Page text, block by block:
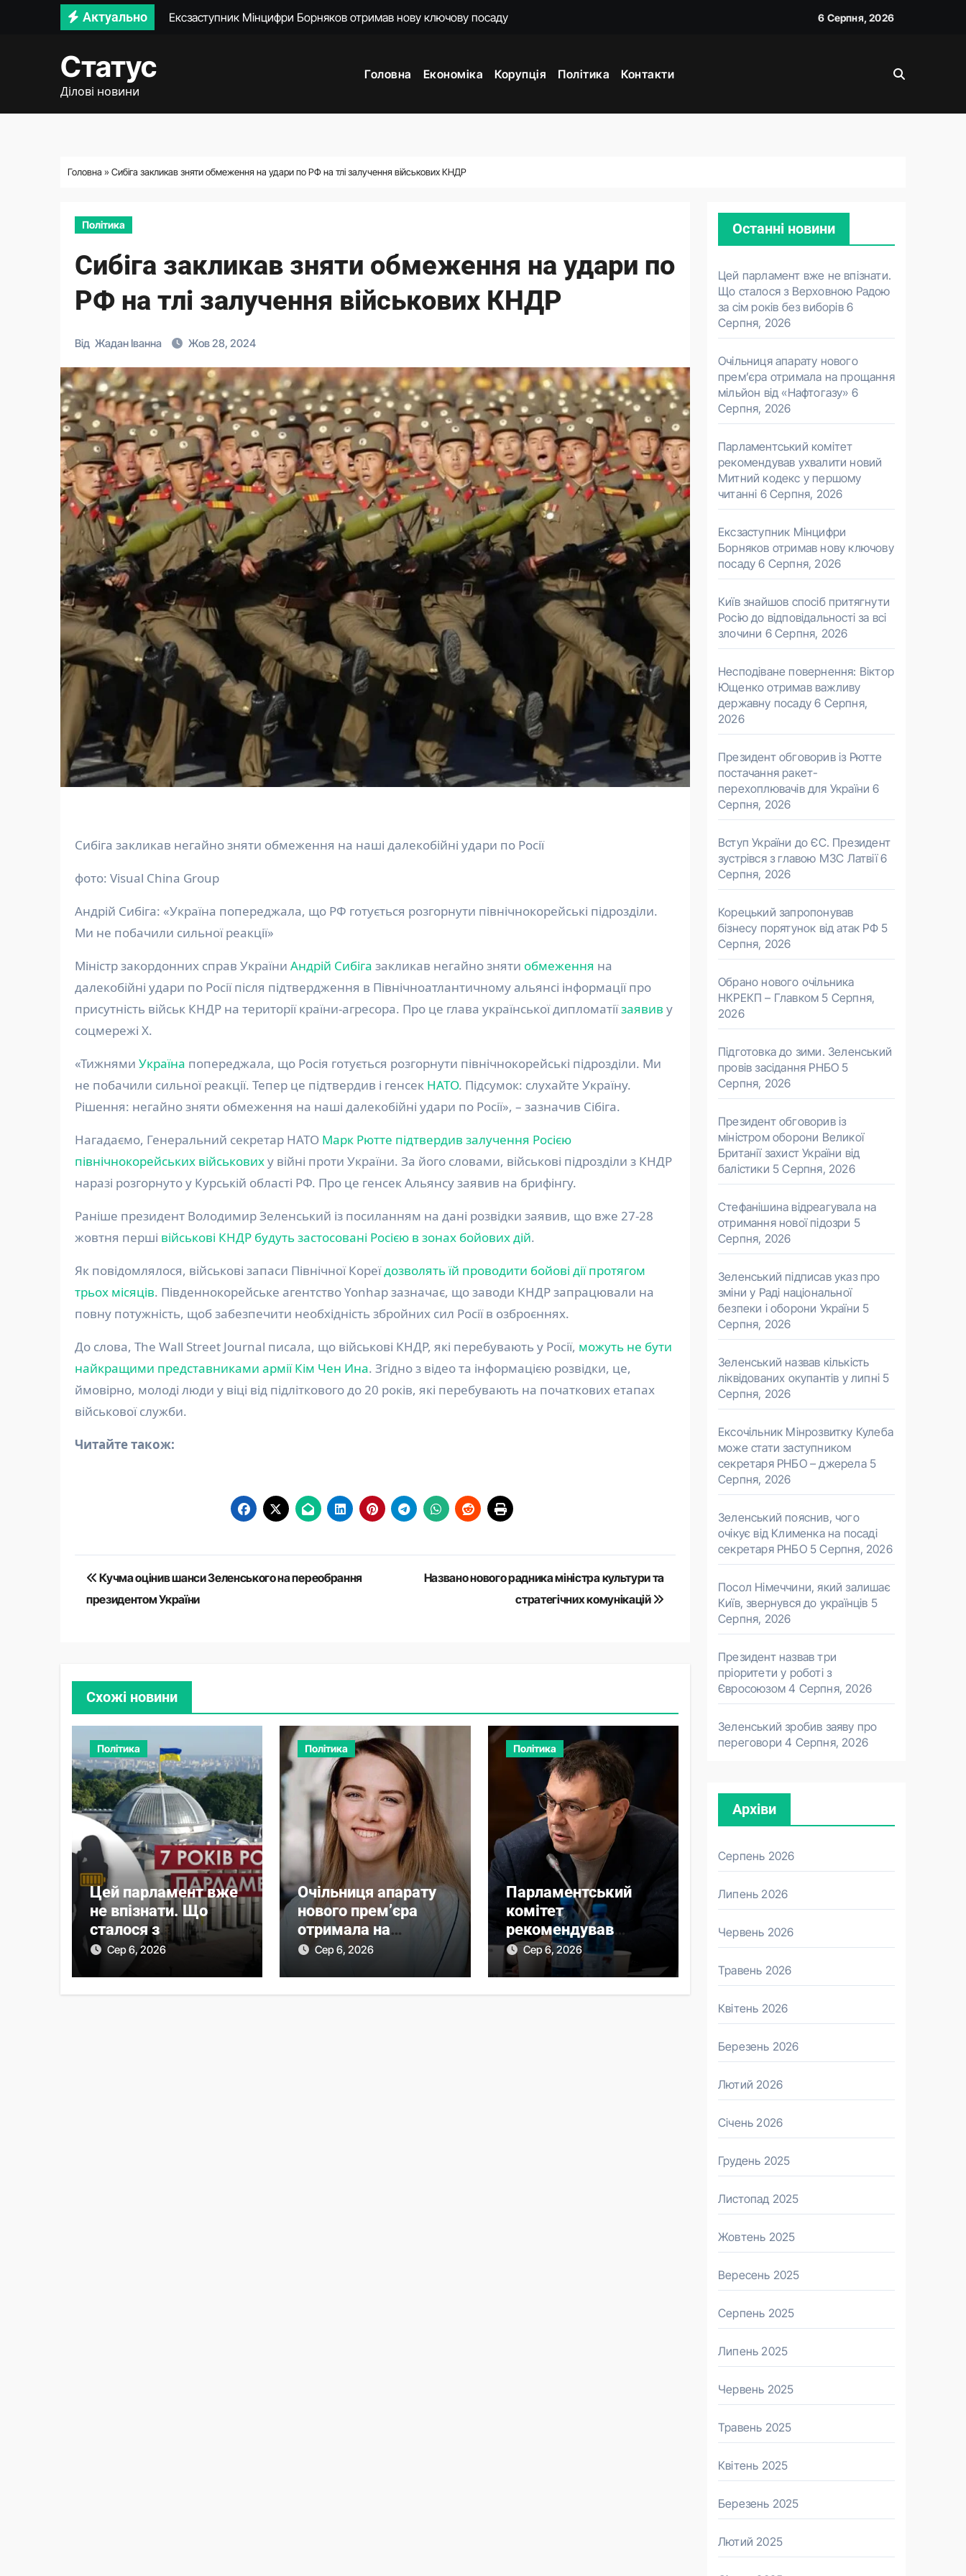
Актуально
Київ знайшов спосіб притягнути Росію до відповідальності за всі злочини
Президент обговорив із Рютте постачання ракет-перехоплювачів для України
6 Серпня, 2026
Статус
Ділові новини
Головна Економіка Корупція Політика Контакти
Головна » Сибіга закликав зняти обмеження на удари по РФ на тлі залучення військових КНДР
Політика
Сибіга закликав зняти обмеження на удари по
РФ на тлі залучення військових КНДР
Від Жадан Іванна Жов 28, 2024
Сибіга закликав негайно зняти обмеження на наші далекобійні удари по Росії
фото: Visual China Group
Андрій Сибіга: «Україна попереджала, що РФ готується розгорнути північнокорейські підрозділи.
Ми не побачили сильної реакції»
Міністр закордонних справ України Андрій Сибіга закликав негайно зняти обмеження на
далекобійні удари по Росії після підтвердження в Північноатлантичному альянсі інформації про
присутність військ КНДР на території країни-агресора. Про це глава української дипломатіїзаявив у
соцмережі X.
«Тижнями Україна попереджала, що Росія готується розгорнути північнокорейські підрозділи. Ми
не побачили сильної реакції. Тепер це підтвердив і генсек НАТО. Підсумок: слухайте Україну.
Рішення: негайно зняти обмеження на наші далекобійні удари по Росії», – зазначив Сібіга.
Нагадаємо, Генеральний секретар НАТО Марк Рютте підтвердив залучення Росією
північнокорейських військовиху війні проти України. За його словами, військові підрозділи з КНДР
наразі розгорнуто у Курській області РФ. Про це генсек Альянсу заявив на брифінгу.
Раніше президент Володимир Зеленський із посиланням на дані розвідки заявив, що вже 27-28
жовтня перші військові КНДР будуть застосовані Росією в зонах бойових дій.
Як повідомлялося, військові запаси Північної Кореїдозволять їй проводити бойові дії протягом
трьох місяців. Південнокорейське агентство Yonhap зазначає, що заводи КНДР запрацювали на
повну потужність, щоб забезпечити необхідність збройних сил Росії в озброєннях.
До слова, The Wall Street Journal писала, що військові КНДР, які перебувають у Росії, можуть не бути
найкращими представниками армії Кім Чен Ина. Згідно з відео та інформацією розвідки, це,
ймовірно, молоді люди у віці від підліткового до 20 років, які перебувають на початкових етапах
військової служби.
Читайте також:
Навігація
записів
Кучма оцінив шанси Зеленського на переобрання
президентом України
Названо нового радника міністра культури та
стратегічних комунікацій
Схожі новини
Політика
Цей парламент вже
не впізнати. Що
сталося з
Верховною Радою
за сім років без
Сер 6, 2026
Політика
Очільниця апарату
нового прем’єра
отримала на
прощання мільйон
Сер 6, 2026
Політика
Парламентський
комітет
рекомендував
ухвалити новий
Митний кодекс у
Сер 6, 2026
Останні новини
Цей парламент вже не впізнати.
Що сталося з Верховною Радою
за сім років без виборів 6
Серпня, 2026
Очільниця апарату нового
прем’єра отримала на прощання
мільйон від «Нафтогазу» 6
Серпня, 2026
Парламентський комітет
рекомендував ухвалити новий
Митний кодекс у першому
читанні 6 Серпня, 2026
Ексзаступник Мінцифри
Борняков отримав нову ключову
посаду 6 Серпня, 2026
Київ знайшов спосіб притягнути
Росію до відповідальності за всі
злочини 6 Серпня, 2026
Несподіване повернення: Віктор
Ющенко отримав важливу
державну посаду 6 Серпня,
2026
Президент обговорив із Рютте
постачання ракет-
перехоплювачів для України 6
Серпня, 2026
Вступ України до ЄС. Президент
зустрівся з главою МЗС Латвії 6
Серпня, 2026
Корецький запропонував
бізнесу порятунок від атак РФ 5
Серпня, 2026
Обрано нового очільника
НКРЕКП – Главком 5 Серпня,
2026
Підготовка до зими. Зеленський
провів засідання РНБО 5
Серпня, 2026
Президент обговорив із
міністром оборони Великої
Британії захист України від
балістики 5 Серпня, 2026
Стефанішина відреагувала на
отримання нової підозри 5
Серпня, 2026
Зеленський підписав указ про
зміни у Раді національної
безпеки і оборони України 5
Серпня, 2026
Зеленський назвав кількість
ліквідованих окупантів у липні 5
Серпня, 2026
Ексочільник Мінрозвитку Кулеба
може стати заступником
секретаря РНБО – джерела 5
Серпня, 2026
Зеленський пояснив, чого
очікує від Клименка на посаді
секретаря РНБО 5 Серпня, 2026
Посол Німеччини, який залишає
Київ, звернувся до українців 5
Серпня, 2026
Президент назвав три
пріоритети у роботі з
Євросоюзом 4 Серпня, 2026
Зеленський зробив заяву про
переговори 4 Серпня, 2026
Архіви
Серпень 2026
Липень 2026
Червень 2026
Травень 2026
Квітень 2026
Березень 2026
Лютий 2026
Січень 2026
Грудень 2025
Листопад 2025
Жовтень 2025
Вересень 2025
Серпень 2025
Липень 2025
Червень 2025
Травень 2025
Квітень 2025
Березень 2025
Лютий 2025